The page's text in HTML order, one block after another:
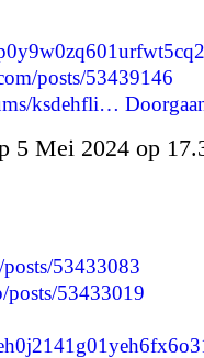
posts/53439146
ksdehfli…
5 Mei 2024 op
53433083
posts/53433019